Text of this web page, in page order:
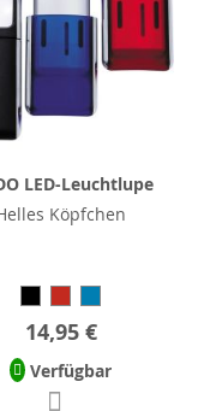
LED-Leuchtlupe
Köpfchen
14,95 €
Verfügbar